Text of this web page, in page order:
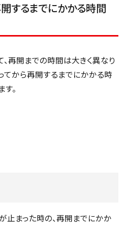
するまでにかかる時間
再開までの時間は大きく異なり
てから再開するまでにかかる時
。
止まった時の、再開までにかか